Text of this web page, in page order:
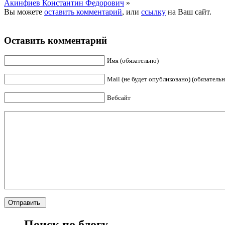
Акинфиев Константин Федорович »
Вы можете оставить комментарий, или ссылку на Ваш сайт.
Оставить комментарий
Имя (обязательно)
Mail (не будет опубликовано)
Вебсайт